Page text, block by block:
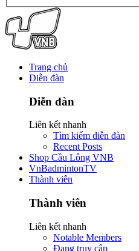
Trang chủ
Diễn đàn
Diễn đàn
Liên kết nhanh
Tìm kiếm diễn đàn
Recent Posts
Shop Cầu Lông VNB
VnBadmintonTV
Thành viên
Thành viên
Liên kết nhanh
Notable Members
Đang truy cập